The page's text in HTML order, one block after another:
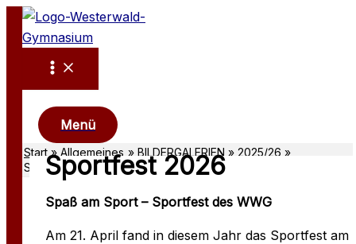
Zum
Inhalt
springen
Menü
Start Allgemeines BILDERGALERIEN
2025/26
Sportfest 2026
Sportfest 2026
Spaß am Sport – Sportfest des WWG
Am 21. April fand in diesem Jahr das Sportfest am